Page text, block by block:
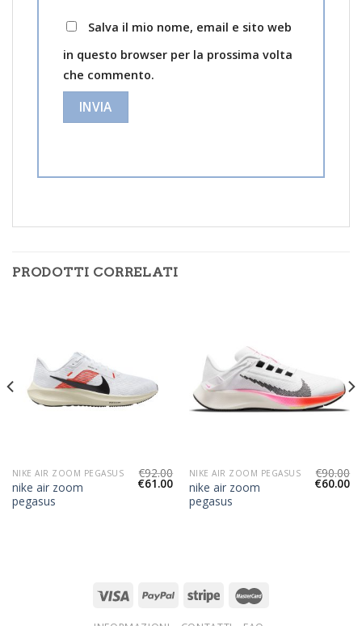
Salva il mio nome, email e sito web
in questo browser per la prossima volta
che commento.
PRODOTTI CORRELATI
NIKE AIR ZOOM PEGASUS
nike air zoom
pegasus
€92.00
€61.00
NIKE AIR ZOOM PEGASUS
nike air zoom
pegasus
€90.00
€60.00